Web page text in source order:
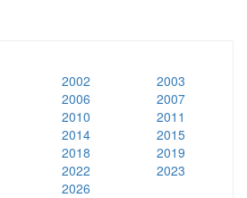
2002
2003
2006
2007
2010
2011
2014
2015
2018
2019
2022
2023
2026